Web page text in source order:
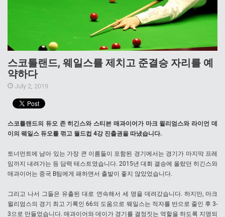
스코틀랜드, 웨일스를 제치고 준결승 자리를 예
약하다
July 2, 2019
스코틀랜드의 듀오 존 히긴스와 스티븐 매과이어가 마크 윌리엄스와 라이언 데
이의 웨일스 듀오를 꺾고 월드컵 4강 진출권을 따냈습니다.
토너먼트에 남아 있는 가장 큰 이름들이 포함된 경기에서는 경기가 마지막 프레
임까지 내려가는 등 담력 테스트였습니다. 2015년 대회 결승에 올랐던 히긴스와
매과이어는 중국 B팀에게 패하면서 출발이 좋지 않았었습니다.
그리고 나서 그들은 유출된 대로 연속해서 세 명을 데려갔습니다. 하지만, 마크
윌리엄스의 경기 최고 기록인 66의 도움으로 웨일스는 적자를 반으로 줄인 후 3-
3으로 만들었습니다. 매과이어와 데이가 경기를 결정짓는 역할을 하도록 지명되